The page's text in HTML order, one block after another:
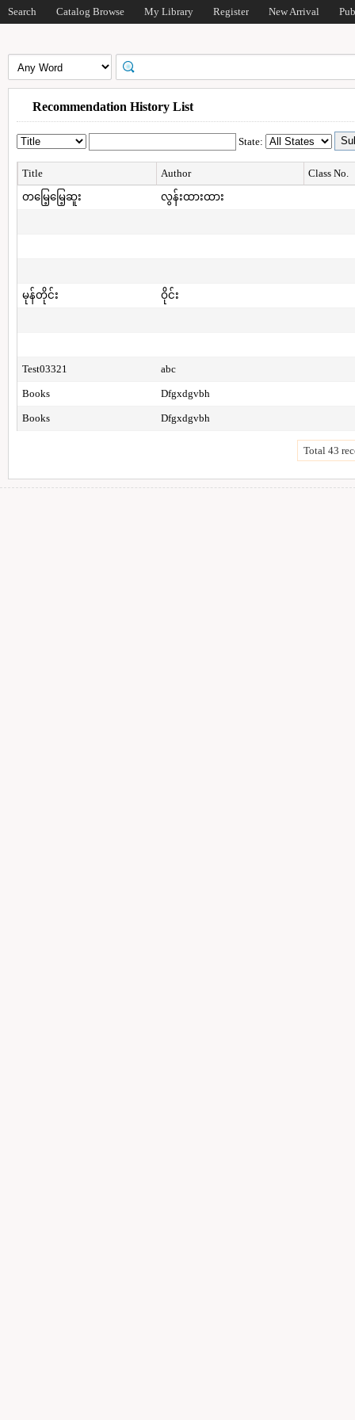
Search Catalog Browse My Library Register New Arrival
Recommendation History List
State:
Title Author
Class No.
တမြေ့မြေ့ဆူး
လွန်းထားထား
မုန်တိုင်း ဝိုင်း
Test03321 abc
Books Dfgxdgvbh
Books Dfgxdgvbh
Total 43